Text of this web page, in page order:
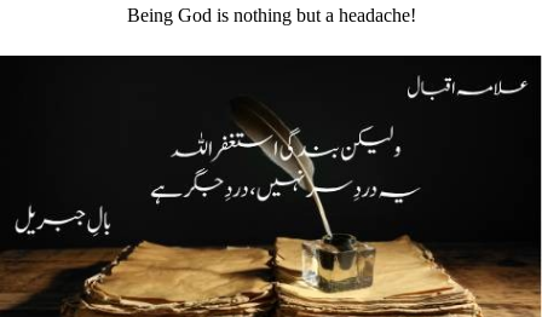
Being God is nothing but a headache!